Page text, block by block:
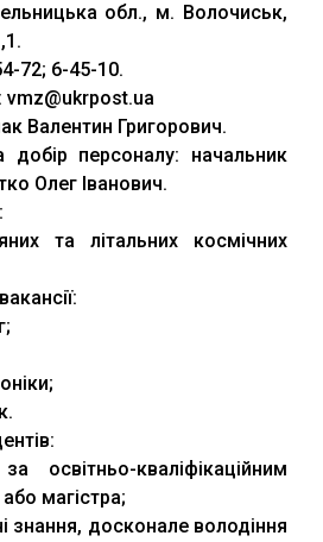
обл., м. Волочиськ,
72; 6-45-10.
Валентин Григорович.
добір персоналу: начальник
Олег Іванович.
та літальних космічних
кваліфікаційним
магістра;
знання, досконале володіння